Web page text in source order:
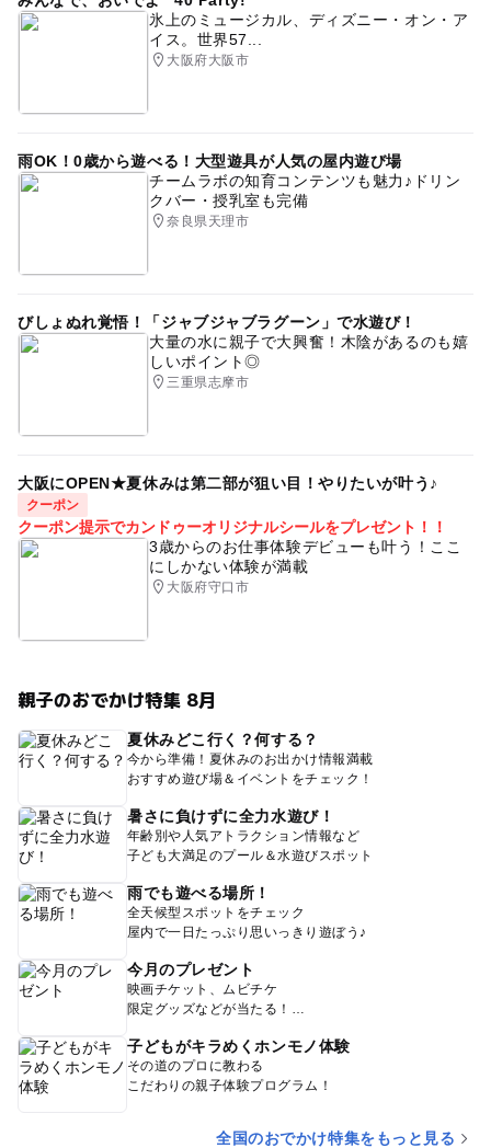
氷上のミュージカル、ディズニー・オン・ア
イス。世界57...
大阪府大阪市
雨OK！0歳から遊べる！大型遊具が人気の屋内遊び場
チームラボの知育コンテンツも魅力♪ドリン
クバー・授乳室も完備
奈良県天理市
びしょぬれ覚悟！「ジャブジャブラグーン」で水遊び！
大量の水に親子で大興奮！木陰があるのも嬉
しいポイント◎
三重県志摩市
大阪にOPEN★夏休みは第二部が狙い目！やりたいが叶う♪
クーポン
クーポン提示でカンドゥーオリジナルシールをプレゼント！！
3歳からのお仕事体験デビューも叶う！ここ
にしかない体験が満載
大阪府守口市
親子のおでかけ特集 8月
夏休みどこ行く？何する？
今から準備！夏休みのお出かけ情報満載
おすすめ遊び場＆イベントをチェック！
暑さに負けずに全力水遊び！
年齢別や人気アトラクション情報など
子ども大満足のプール＆水遊びスポット
雨でも遊べる場所！
全天候型スポットをチェック
屋内で一日たっぷり思いっきり遊ぼう♪
今月のプレゼント
映画チケット、ムビチケ
限定グッズなどが当たる！
子どもがキラめくホンモノ体験
その道のプロに教わる
こだわりの親子体験プログラム！
全国のおでかけ特集をもっと見る